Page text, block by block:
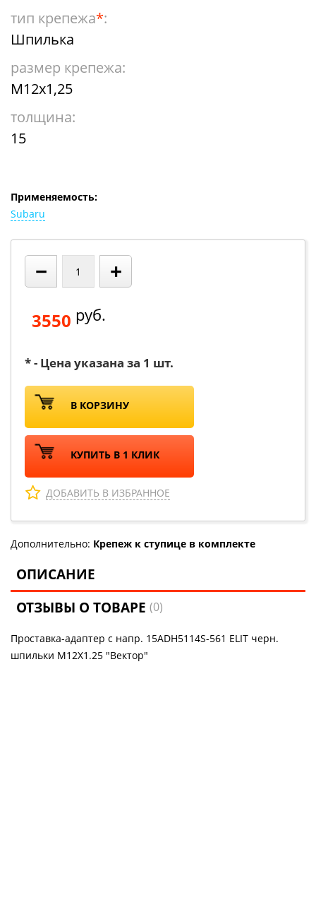
тип крепежа*:
Шпилька
размер крепежа:
М12х1,25
толщина:
15
Применяемость:
Subaru
− +
3550 руб.
* - Цена указана за 1 шт.
В КОРЗИНУ
КУПИТЬ В 1 КЛИК
ДОБАВИТЬ В ИЗБРАННОЕ
Дополнительно: Крепеж к ступице в комплекте
ОПИСАНИЕ
ОТЗЫВЫ О ТОВАРЕ(0)
Проставка-адаптер с напр. 15ADH5114S-561 ELIT черн.
шпильки M12X1.25 "Вектор"